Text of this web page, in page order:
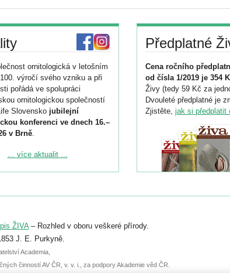
ornitologická v letošním
výročí svého vzniku a při
pořádá ve spolupráci
ornitologickou společností
Slovensko jubilejní
konferenci ve dnech 16.–
v Brně.
informace ke konferenci
se můžete do 6. září.
přednášky nebo
30. června.
... více aktualit ...
Předplatné
Cena ročního
od čísla 1/2019 je 354
Živy (tedy 59 Kč za
Dvouleté předplatné je
Zjistěte, jak si předplatit
ŽIVA– Rozhled v oboru veškeré přírody.
J. E. Purkyně.
Academia,
činností AV ČR, v. v. i., za podpory Akademie věd ČR.